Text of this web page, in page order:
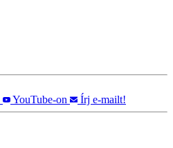
YouTube-on Írj e-mailt!